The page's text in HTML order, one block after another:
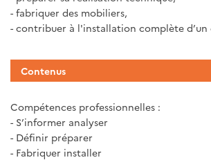
- fabriquer des mobiliers,
- contribuer à l'installation complète d’un
Contenus
Compétences professionnelles :
- S’informer analyser
- Définir préparer
- Fabriquer installer